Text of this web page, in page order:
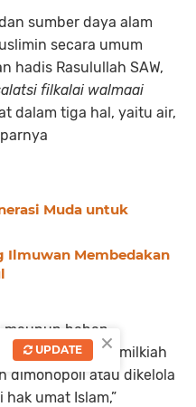
sumber daya alam
secara umum
hadis Rasulullah SAW,
filkalai walmaai
dalam tiga hal, yaitu air,
Muda untuk
Ilmuwan Membedakan
maupun bahan
Mesir termasuk milkiah
dimonopoli atau dikelola
umat Islam,”
×
UPDATE